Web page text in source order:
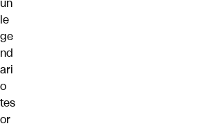
un
le
ge
nd
ari
o
tes
or